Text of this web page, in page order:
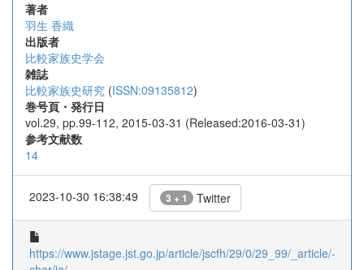
著者
羽生 香織
出版者
比較家族史学会
雑誌
比較家族史研究 (ISSN:09135812)
巻号頁・発行日
vol.29, pp.99-112, 2015-03-31 (Released:2016-03-31)
参考文献数
14
2023-10-30 16:38:49 3 + 1 Twitter
https://www.jstage.jst.go.jp/article/jscfh/29/0/29_99/_article/-